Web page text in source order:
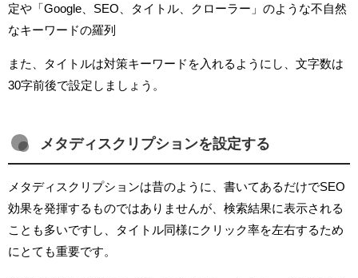
定や「Google、SEO、タイトル、クローラー」のような不自然
なキーワードの羅列
また、タイトルは対策キーワードを入れるようにし、文字数は
30字前後で設定しましょう。
メタディスクリプションを設定する
メタディスクリプションは昔のように、書いてあるだけでSEO
効果を発揮するものではありませんが、検索結果に表示される
ことも多いですし、タイトル同様にクリック率を左右するため
にとても重要です。